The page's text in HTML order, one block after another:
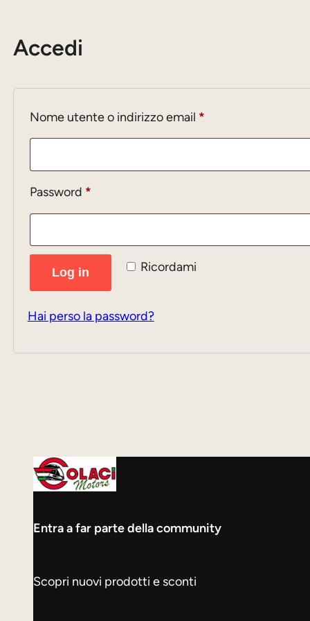
Accedi
Nome utente o indirizzo email *Richiesto
Password *Richiesto
Ricordami
Log in
Hai perso la password?
Entra a far parte della community
Scopri nuovi prodotti e sconti